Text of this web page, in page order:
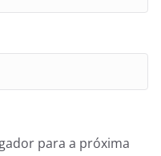
para a próxima